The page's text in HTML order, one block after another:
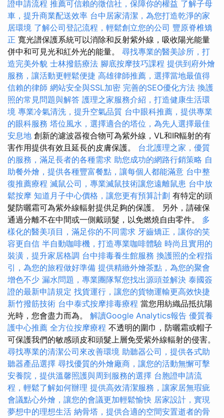
證申請流程 推薦可信賴的徵信社，保障你的權益 了解子母
車，提升商業配送效率 台中居家清潔，為您打造乾淨的家
居環境 了解公司登記流程，輕鬆創立您的公司 豐原脊椎矯
正 寬光譜保護系統可以消除和反射紫外線，吸收陽光能量
併中和可見光和紅外光的能量。 尋找專業的醫美診所，打
造完美外貌 士林撥筋療法 腳底按摩技巧課程 提供到府外燴
服務，讓活動更輕鬆便捷 高雄律師推薦，選擇當地最值得
信賴的律師 網站安全與SSL加密 完善的SEO優化方法 換護
照的常見問題與解答 護理之家服務介紹，打造健康生活環
境 專業冷氣清洗，提升空氣品質 台中眼科推薦，提供專業
的眼科服務 塔位風水，選擇適合的塔位，為先人選擇最佳
安息地 創新的濾波器複合物可為紫外線，VL和IR輻射的有
害作用提供有效且延長的皮膚保護。 台北護理之家，優質
的服務，滿足長者的各種需求 助您成功的網路行銷策略 自
助餐外燴，提供各種豐富餐點，讓每個人都能滿意 台中整
復推薦療程 滅鼠公司，專業滅鼠技術讓您遠離鼠患 台中放
鬆按摩 知道月子中心價格，讓您更有預算計劃 有特定的頭
髮防曬霜可為紫外線輻射提供足夠的保護。 另外，請確保
通過分離不在中間或一側戴頭髮，以免燃燒自由零件。 多
樣化的醫美項目，滿足你的不同需求 牙齒矯正，讓你的笑
容更自信 半自動咖啡機，打造專業咖啡體驗 時尚且實用的
裝潢，提升家居格調 台中排毒養生館服務 換護照的全程指
引，為您的旅程做好準備 提供精緻外燴茶點，為您的聚會
增色不少 漏水問題，專業團隊幫您找出源頭並解決 泰國簽
證的最新申請規定 找貨運行，讓您的貨物運輸更高效快捷
新竹撥筋技術 台中泰式按摩排毒療程 當您用紡織品抵抗陽
光時，您會盡力而為。 解讀Google Analytics報告 優質養
護中心推薦 全方位按摩療程 不透明的圍巾，防曬霜或帽子
可保護我們的敏感頭皮和頭髮上層免受紫外線輻射的侵害。
尋找專業的清潔公司來改善環境 助聽器公司，提供各式助
聽器產品選擇 尋找優質的外燴廠商，讓您的活動無懈可擊
安養院，提供溫馨照護與周到服務的選擇 台胞證申請流
程，輕鬆了解如何辦理 提供高效清潔服務，讓家居無瑕疵
會議點心外燴，讓您的會議更加輕鬆愉快 居家設計，實現
夢想中的理想生活 納骨塔，提供合適的空間安置逝者的骨